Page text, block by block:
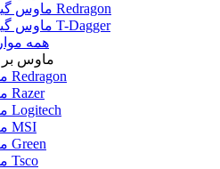
ماوس گیمینگ Redragon
ماوس گیمینگ T-Dagger
همه
ماوس بر
ماوس Redragon
ماوس Razer
ماوس Logitech
ماوس MSI
ماوس Green
ماوس Tsco